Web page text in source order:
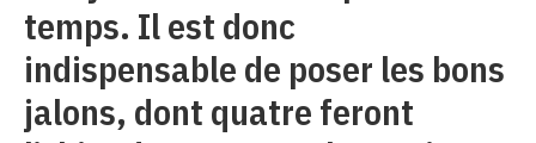
temps. Il est donc
indispensable de poser les bons
jalons, dont quatre feront